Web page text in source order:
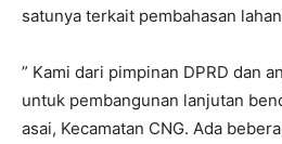
satunya terkait pembahasan
” Kami dari pimpinan DPRD dan
untuk pembangunan lanjutan
asai, Kecamatan CNG. Ada